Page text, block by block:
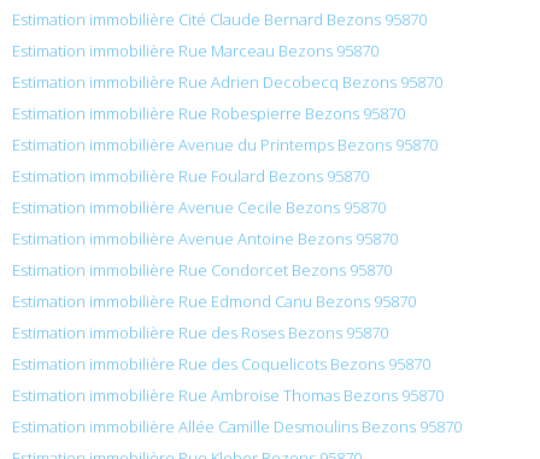
Estimation immobilière Cité Claude Bernard Bezons 95870
Estimation immobilière Rue Marceau Bezons 95870
Estimation immobilière Rue Adrien Decobecq Bezons 95870
Estimation immobilière Rue Robespierre Bezons 95870
Estimation immobilière Avenue du Printemps Bezons 95870
Estimation immobilière Rue Foulard Bezons 95870
Estimation immobilière Avenue Cecile Bezons 95870
Estimation immobilière Avenue Antoine Bezons 95870
Estimation immobilière Rue Condorcet Bezons 95870
Estimation immobilière Rue Edmond Canu Bezons 95870
Estimation immobilière Rue des Roses Bezons 95870
Estimation immobilière Rue des Coquelicots Bezons 95870
Estimation immobilière Rue Ambroise Thomas Bezons 95870
Estimation immobilière Allée Camille Desmoulins Bezons 95870